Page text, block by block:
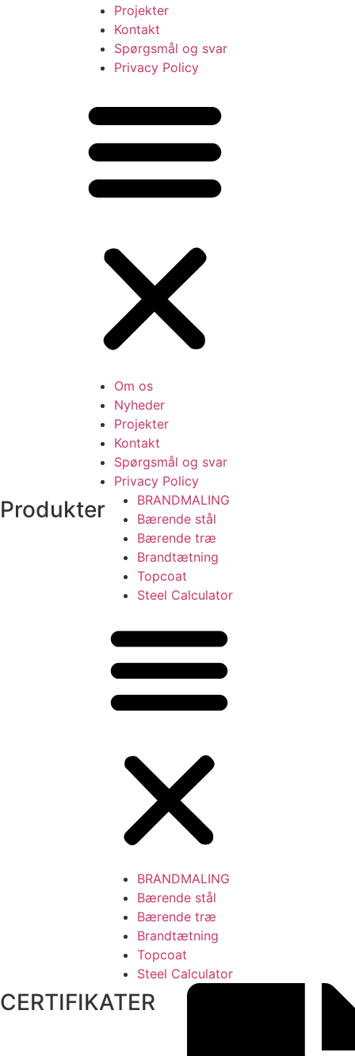
Projekter
Kontakt
Spørgsmål og svar
Privacy Policy
Om os
Nyheder
Projekter
Kontakt
Spørgsmål og svar
Privacy Policy
Produkter
BRANDMALING
Bærende stål
Bærende træ
Brandtætning
Topcoat
Steel Calculator
BRANDMALING
Bærende stål
Bærende træ
Brandtætning
Topcoat
Steel Calculator
CERTIFIKATER